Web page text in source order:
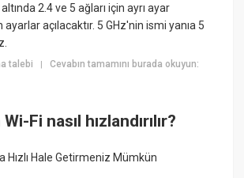
2.4 ve 5 ağları için ayrı ayar
açılacaktır. 5 GHz'nin ismi yanıa 5
talebi |Cevabın tamamını burada okuyun:
Fi nasıl hızlandırılır?
Hızlı Hale Getirmeniz Mümkün